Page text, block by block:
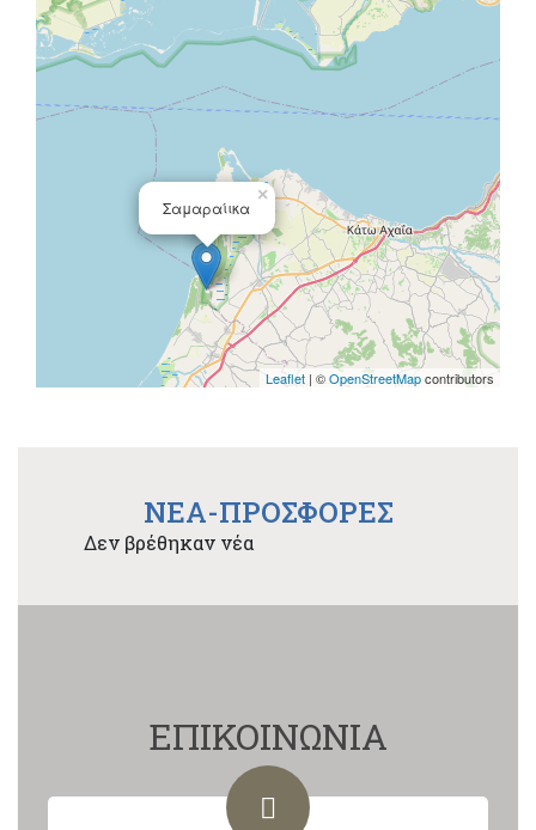
Σαμαραίικα
×
Leaflet | ©OpenStreetMapcontributors
NEA-ΠΡΟΣΦΟΡΕΣ
Δεν βρέθηκαν νέα
ΕΠΙΚΟΙΝΩΝΙΑ